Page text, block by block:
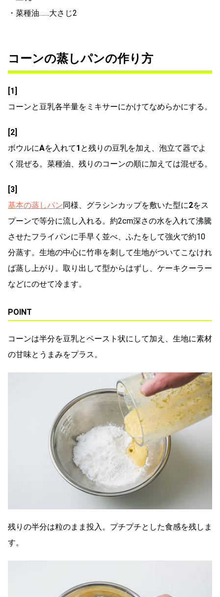
・菜種油……大さじ2
コーンの蒸しパンの作り方
[1]
コーンと豆乳各半量をミキサーにかけてなめらかにする。
[2]
ボウルにAを入れて1 と残りの豆乳を加え、泡立て器でよ
く混ぜる。菜種油、残りのコーンの順に加えては混ぜる。
[3]
基本の蒸しパン同様、グラシンカップを敷いた型に2をス
プーンで等分に流し入れる。約2cm深さの水を入れて沸騰
させたフライパンに手早く並べ、ふたをして強火で約10
分蒸す。生地の中心に竹串を刺して生地がついてこなけれ
ば蒸し上がり。取り出して型からはずし、ケーキクーラー
などにのせて冷ます。
POINT
コーンは半分を豆乳とペースト状にして加え、生地に素材
の甘味とうまみをプラス。
残りの半分は粒のまま投入。プチプチとした食感を残しま
す。